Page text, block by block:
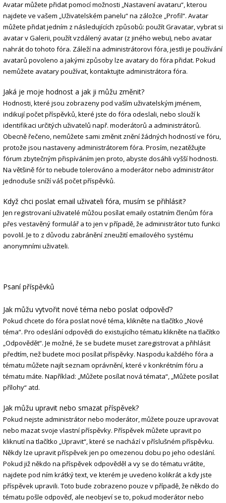
Avatar můžete přidat pomocí možnosti „Nastavení avataru“, kterou
najdete ve vašem „Uživatelském panelu“ na záložce „Profil“. Avatar
můžete přidat jedním z následujících způsobů: použít Gravatar, vybrat si
avatar v Galerii, použít vzdálený avatar (z jiného webu), nebo avatar
nahrát do tohoto fóra. Záleží na administrátorovi fóra, jestli je používání
avatarů povoleno a jakými způsoby lze avatary do fóra přidat. Pokud
nemůžete avatary používat, kontaktujte administrátora fóra.
Jaká je moje hodnost a jak ji můžu změnit?
Hodnosti, které jsou zobrazeny pod vaším uživatelským jménem,
indikují počet příspěvků, které jste do fóra odeslali, nebo slouží k
identifikaci určitých uživatelů např. moderátorů a administrátorů.
Obecně řečeno, nemůžete sami změnit znění žádných hodností ve fóru,
protože jsou nastaveny administrátorem fóra. Prosím, nezatěžujte
fórum zbytečným přispíváním jen proto, abyste dosáhli vyšší hodnosti.
Na většině fór to nebude tolerováno a moderátor nebo administrátor
jednoduše sníží váš počet příspěvků.
Když chci poslat email uživateli fóra, musím se přihlásit?
Jen registrovaní uživatelé můžou posílat emaily ostatním členům fóra
přes vestavěný formulář a to jen v případě, že administrátor tuto funkci
povolil. Je to z důvodu zabránění zneužití emailového systému
anonymními uživateli.
Psaní příspěvků
Jak můžu vytvořit nové téma nebo poslat odpověď?
Pokud chcete do fóra poslat nové téma, klikněte na tlačítko „Nové
téma“. Pro odeslání odpovědi do existujícího tématu klikněte na tlačítko
„Odpovědět“. Je možné, že se budete muset zaregistrovat a přihlásit
předtím, než budete moci posílat příspěvky. Naspodu každého fóra a
tématu můžete najít seznam oprávnění, které v konkrétním fóru a
tématu máte. Například: „Můžete posílat nová témata“, „Můžete posílat
přílohy“ atd.
Jak můžu upravit nebo smazat příspěvek?
Pokud nejste administrátor nebo moderátor, můžete pouze upravovat
nebo mazat svoje vlastní příspěvky. Příspěvek můžete upravit po
kliknutí na tlačítko „Upravit“, které se nachází v příslušném příspěvku.
Někdy lze upravit příspěvek jen po omezenou dobu po jeho odeslání.
Pokud již někdo na příspěvek odpověděl a vy se do tématu vrátíte,
najdete pod ním krátký text, ve kterém je uvedeno kolikrát a kdy jste
příspěvek upravili. Toto bude zobrazeno pouze v případě, že někdo do
tématu pošle odpověď, ale neobjeví se to, pokud moderátor nebo